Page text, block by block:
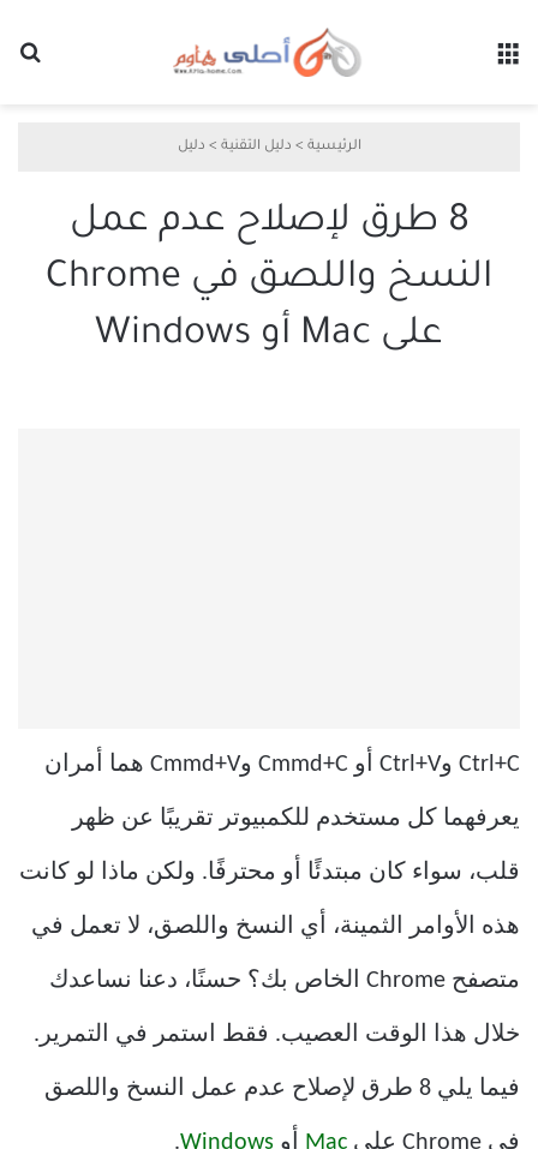
الرئيسية > دليل التقنية > دليل
8 طرق لإصلاح عدم عمل
النسخ واللصق في Chrome
على Mac أو Windows
Ctrl+C وCtrl+V أو Cmmd+C وCmmd+V هما أمران
يعرفهما كل مستخدم للكمبيوتر تقريبًا عن ظهر
قلب، سواء كان مبتدئًا أو محترفًا. ولكن ماذا لو كانت
هذه الأوامر الثمينة، أي النسخ واللصق، لا تعمل في
متصفح Chrome الخاص بك؟ حسنًا، دعنا نساعدك
خلال هذا الوقت العصيب. فقط استمر في التمرير.
فيما يلي 8 طرق لإصلاح عدم عمل النسخ واللصق
في Chrome على Mac أو Windows
.